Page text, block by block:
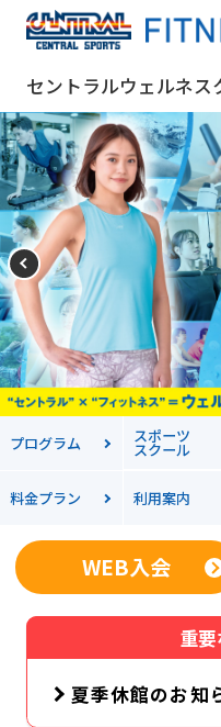
セントラルウェルネス
プログラム スポーツ
スクール
料金プラン 利用案内
WEB入会
重
夏季休館のお知